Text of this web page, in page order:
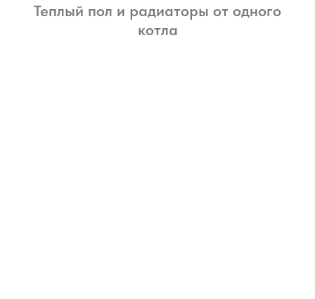
Теплый пол и радиаторы от одного
котла